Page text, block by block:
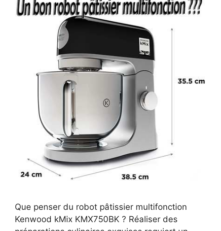
Que penser du robot pâtissier multifonction
Kenwood kMix KMX750BK ? Réaliser des